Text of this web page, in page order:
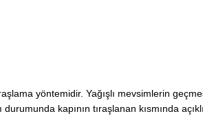
yöntemidir. Yağışlı mevsimlerin
kapının tıraşlanan kısmında